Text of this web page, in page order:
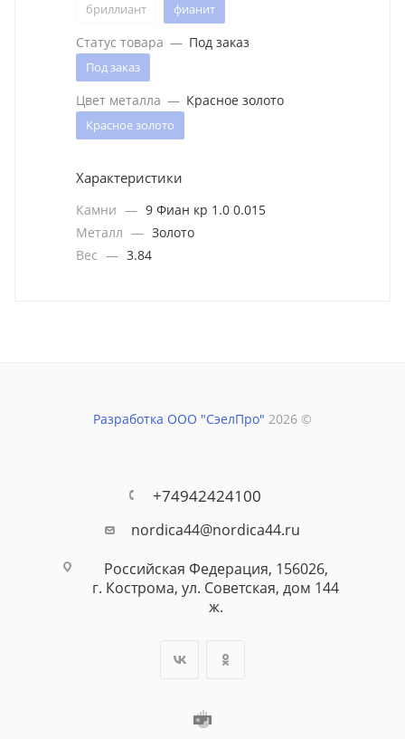
бриллиант фианит
Статус товара — Под заказ
Под заказ
Цвет металла — Красное золото
Красное золото
Характеристики
Камни — 9 Фиан кр 1.0 0.015
Металл — Золото
Вес — 3.84
Разработка ООО "СэелПро" 2026 ©
+74942424100
nordica44@nordica44.ru
Российская Федерация, 156026,
г. Кострома, ул. Советская, дом 144
ж.